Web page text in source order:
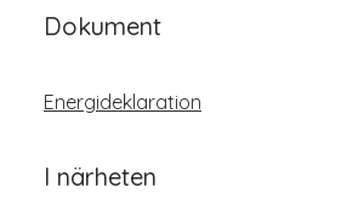
Dokument
Energideklaration
I närheten